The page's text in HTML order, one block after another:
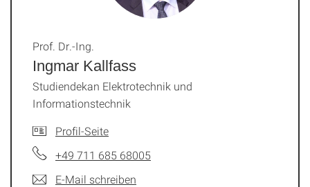
Ingmar Kallfass
Prof. Dr.-Ing.
Studiendekan Elektrotechnik und
Informationstechnik
Profil-Seite
+49 711 685 68005
E-Mail schreiben